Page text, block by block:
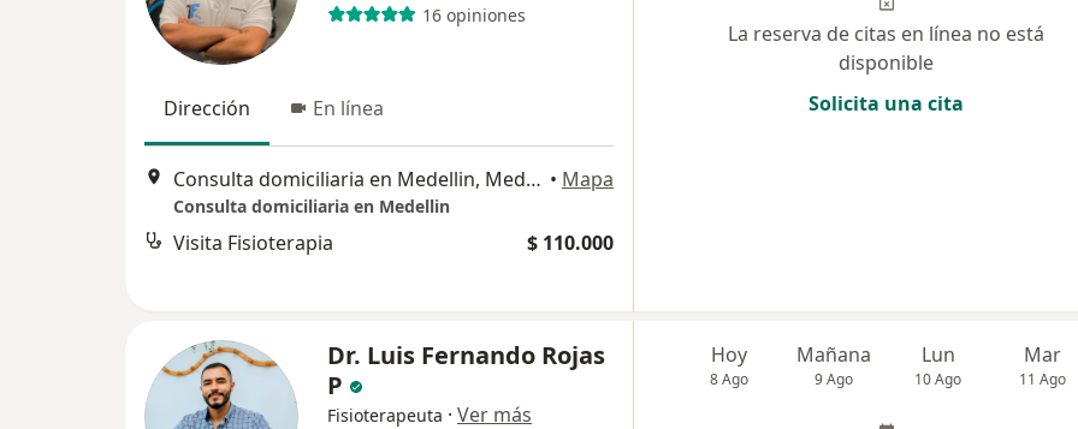
16 opiniones
Dirección En línea
Consulta domiciliaria en Medellin, Medellín • Mapa
Consulta domiciliaria en Medellin
Visita Fisioterapia $ 110.000
La reserva de citas en línea no está
disponible
Solicita una cita
Dr. Luis Fernando Rojas
P
Fisioterapeuta · Ver más
Hoy
8 Ago
Mañana
9 Ago
Lun
10 Ago
Mar
11 Ago